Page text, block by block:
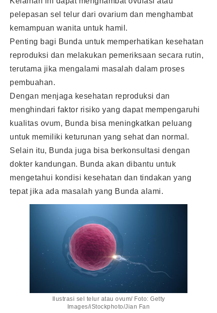
pelepasan sel telur dari ovarium dan menghambat
kemampuan wanita untuk hamil.
Penting bagi Bunda untuk memperhatikan kesehatan
reproduksi dan melakukan pemeriksaan secara rutin,
terutama jika mengalami masalah dalam proses
pembuahan.
Dengan menjaga kesehatan reproduksi dan
menghindari faktor risiko yang dapat mempengaruhi
kualitas ovum, Bunda bisa meningkatkan peluang
untuk memiliki keturunan yang sehat dan normal.
Selain itu, Bunda juga bisa berkonsultasi dengan
dokter kandungan. Bunda akan dibantu untuk
mengetahui kondisi kesehatan dan tindakan yang
tepat jika ada masalah yang Bunda alami.
Ilustrasi sel telur atau ovum/ Foto: Getty
Images/iStockphoto/Jian Fan